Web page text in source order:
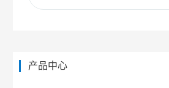
产品中心